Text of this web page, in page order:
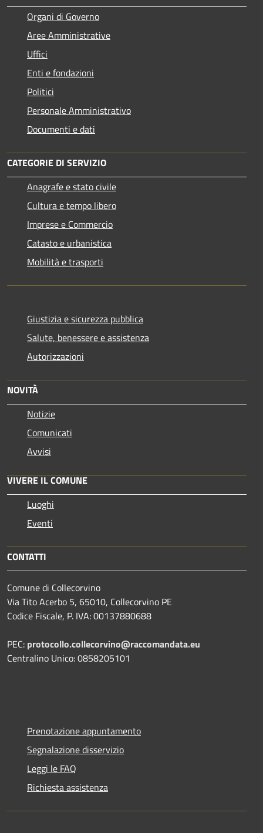
Organi di Governo
Aree Amministrative
Uffici
Enti e fondazioni
Politici
Personale Amministrativo
Documenti e dati
CATEGORIE DI SERVIZIO
Anagrafe e stato civile
Cultura e tempo libero
Imprese e Commercio
Catasto e urbanistica
Mobilità e trasporti
Giustizia e sicurezza pubblica
Salute, benessere e assistenza
Autorizzazioni
NOVITÀ
Notizie
Comunicati
Avvisi
VIVERE IL COMUNE
Luoghi
Eventi
CONTATTI
Comune di Collecorvino
Via Tito Acerbo 5, 65010, Collecorvino PE
Codice Fiscale, P. IVA: 00137880688
PEC: protocollo.collecorvino@raccomandata.eu
Centralino Unico: 0858205101
Prenotazione appuntamento
Segnalazione disservizio
Leggi le FAQ
Richiesta assistenza